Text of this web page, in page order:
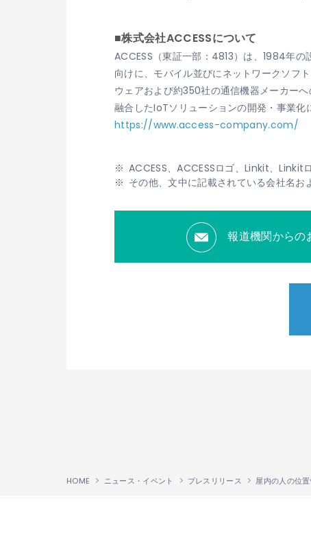
■株式会社ACCESSについて
ACCESS（東証一部：4813）は、1984年
向けに、モバイル並びにネットワークソフ
ウェアおよび約350社の通信機器メーカー
融合したIoTソリューションの開発・事業化
https://www.access-company.com/
ACCESS、ACCESSロゴ、Linkit、Linkit
その他、文中に記載されている会社名お
報道機関からの
HOME ニュース・イベント プレスリリース